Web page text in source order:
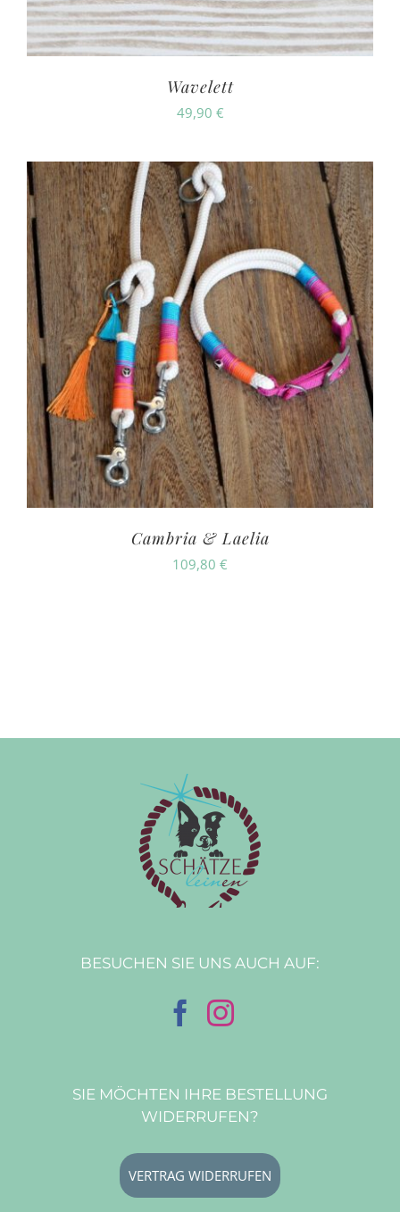
Wavelett
49,90 €
Cambria & Laelia
109,80 €
BESUCHEN SIE UNS AUCH AUF:
SIE MÖCHTEN IHRE BESTELLUNG
WIDERRUFEN?
VERTRAG WIDERRUFEN